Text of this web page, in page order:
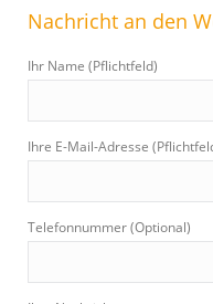
c
:
Nachricht an den
Ihr Name (Pflichtfeld)
Ihre E-Mail-Adresse
Telefonnummer (Optional)